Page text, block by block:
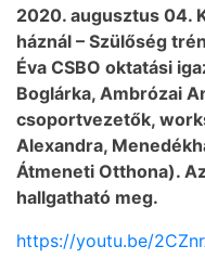
2020. augusztus 04.
háznál – Szülőség
Éva CSBO oktatási
Boglárka, Ambrózai
csoportvezetők,
Alexandra,
Átmeneti Otthona).
hallgatható meg.
https://youtu.be/